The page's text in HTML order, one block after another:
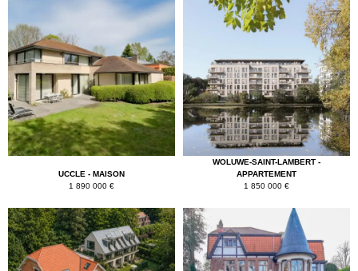
UCCLE - MAISON
1 890 000 €
WOLUWE-SAINT-LAMBERT -
APPARTEMENT
1 850 000 €